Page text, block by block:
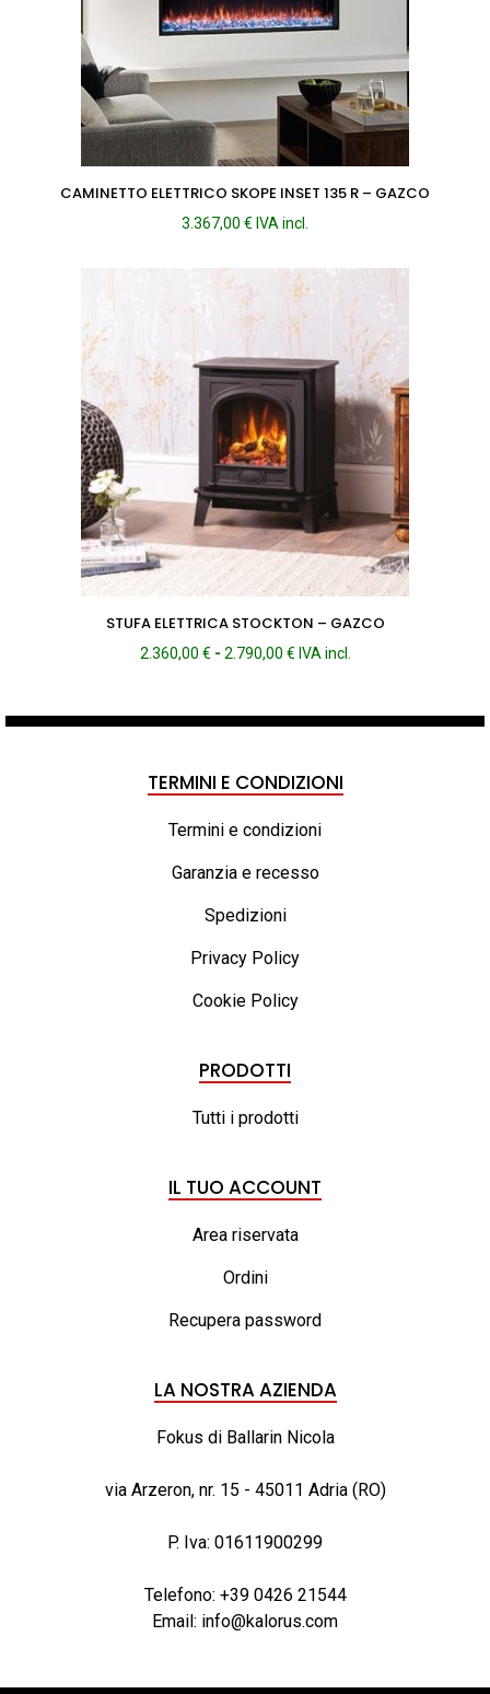
CAMINETTO ELETTRICO SKOPE INSET 135 R – GAZCO
3.367,00 € IVA incl.
STUFA ELETTRICA STOCKTON – GAZCO
2.360,00 € - 2.790,00 €Fascia
da
2.790,00 €
IVA incl.
TERMINI E CONDIZIONI
Termini e condizioni
Garanzia e recesso
Spedizioni
Privacy Policy
Cookie Policy
PRODOTTI
Tutti i prodotti
IL TUO ACCOUNT
Area riservata
Ordini
Recupera password
LA NOSTRA AZIENDA
Fokus di Ballarin Nicola
via Arzeron, nr. 15 - 45011 Adria (RO)
P. Iva: 01611900299
Telefono: +39 0426 21544
Email: info@kalorus.com